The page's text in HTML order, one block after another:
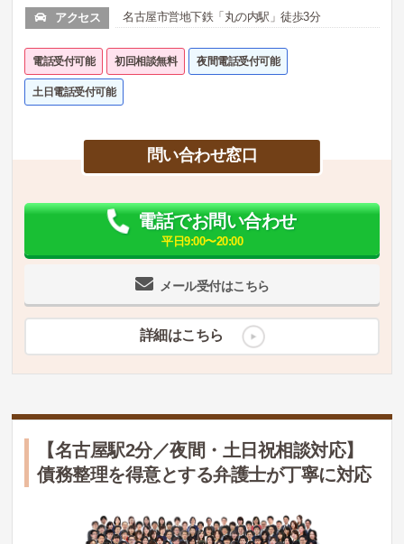
アクセス 名古屋市営地下鉄「丸の内駅」徒歩3分
電話受付可能 初回相談無料 夜間電話受付可能
土日電話受付可能
問い合わせ窓口
メール受付はこちら
電話でお問い合わせ
平日9:00〜20:00
詳細はこちら
【名古屋駅2分／夜間・土日祝相談対応】
債務整理を得意とする弁護士が丁寧に対応